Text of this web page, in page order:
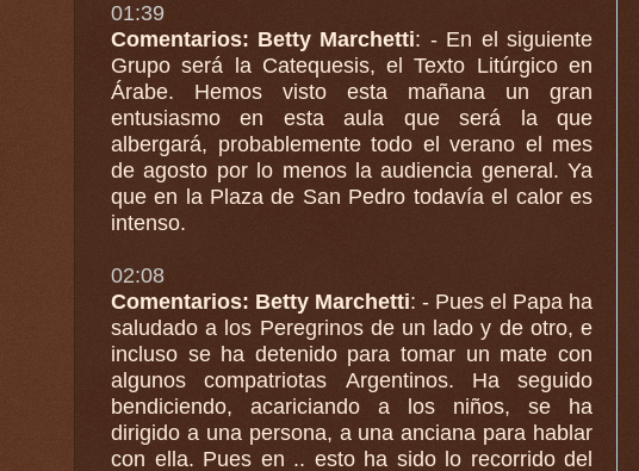
01:39
Comentarios: Betty Marchetti: - En el siguiente
Grupo será la Catequesis, el Texto Litúrgico en
Árabe. Hemos visto esta mañana un gran
entusiasmo en esta aula que será la que
albergará, probablemente todo el verano el mes
de agosto por lo menos la audiencia general. Ya
que en la Plaza de San Pedro todavía el calor es
intenso.
02:08
Comentarios: Betty Marchetti: - Pues el Papa ha
saludado a los Peregrinos de un lado y de otro, e
incluso se ha detenido para tomar un mate con
algunos compatriotas Argentinos. Ha seguido
bendiciendo, acariciando a los niños, se ha
dirigido a una persona, a una anciana para hablar
con ella. Pues en .. esto ha sido lo recorrido del